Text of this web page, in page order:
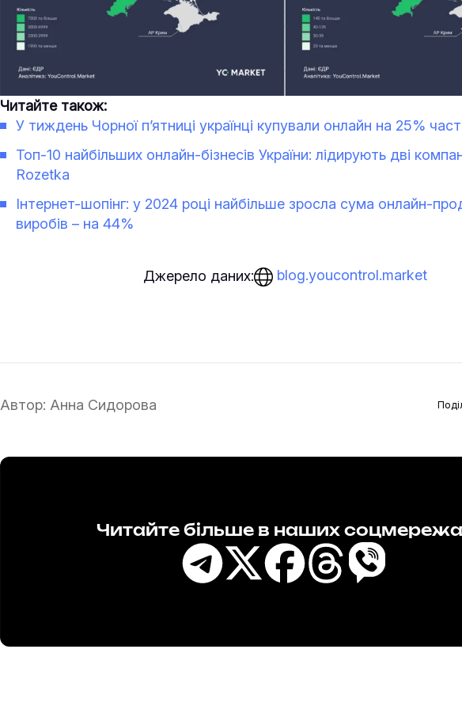
Читайте також:
У тиждень Чорної п’ятниці українці купували онлайн на 25%
Топ-10 найбільших онлайн-бізнесів України: лідирують дві
Rozetka
Інтернет-шопінг: у 2024 році найбільше зросла сума онлайн-
виробів – на 44%
Джерело даних: blog.youcontrol.market
Автор: Анна Сидорова
Читайте більше в наших